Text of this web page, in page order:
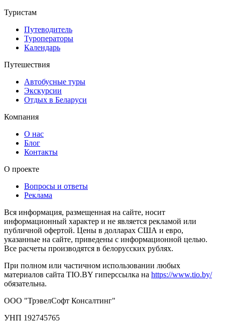
Туристам
Путеводитель
Туроператоры
Календарь
Путешествия
Автобусные туры
Экскурсии
Отдых в Беларуси
Компания
О нас
Блог
Контакты
О проекте
Вопросы и ответы
Реклама
Вся информация, размещенная на сайте, носит
информационный характер и не является рекламой или
публичной офертой. Цены в долларах США и евро,
указанные на сайте, приведены с информационной целью.
Все расчеты производятся в белорусских рублях.
При полном или частичном использовании любых
материалов сайта TIO.BY гиперссылка на https://www.tio.by/
обязательна.
ООО "ТрэвелСофт Консалтинг"
УНП 192745765